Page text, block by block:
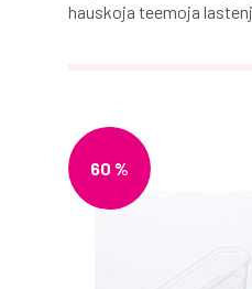
hauskoja teemoja
60 %